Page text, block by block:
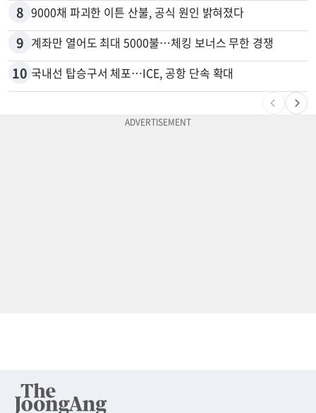
8 9000채 파괴한 이튼 산불, 공식 원인 밝혀졌다
9 계좌만 열어도 최대 5000불…체킹 보너스 무한 경쟁
10 국내선 탑승구서 체포…ICE, 공항 단속 확대